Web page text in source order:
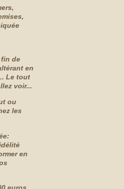
de
en
Le tout
voir...
ou
les
en